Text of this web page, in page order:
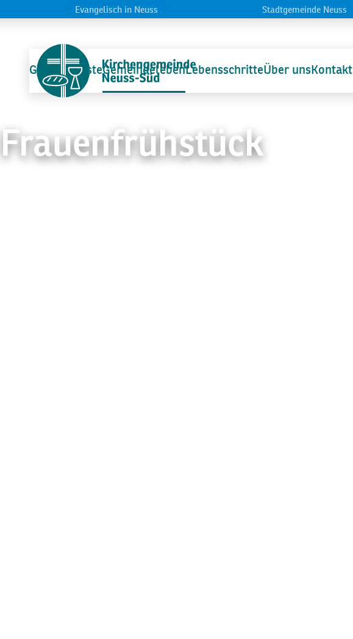
Startseite
GottesdiensteGemeindelebenLebensschritteÜber unsKontakt
Evangelisch in Neuss Stadtgemeinde Neuss
Frauenfrühstück